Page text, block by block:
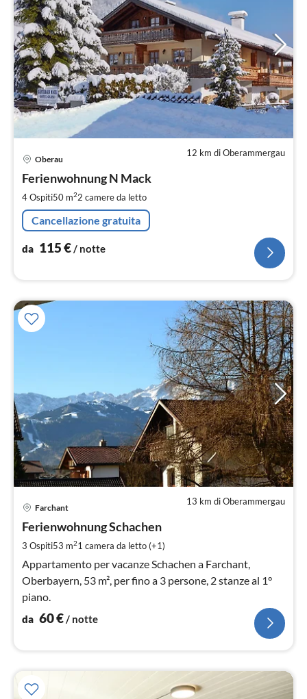
12 km di Oberammergau
Oberau
Ferienwohnung N Mack
4 Ospiti50 m22 camere da letto
Cancellazione gratuita
da 115€ / notte
13 km di Oberammergau
Farchant
Ferienwohnung Schachen
3 Ospiti53 m21 camera da letto (+1)
Appartamento per vacanze Schachen a Farchant,
Oberbayern, 53 m², per fino a 3 persone, 2 stanze al 1°
piano.
da 60€/ notte